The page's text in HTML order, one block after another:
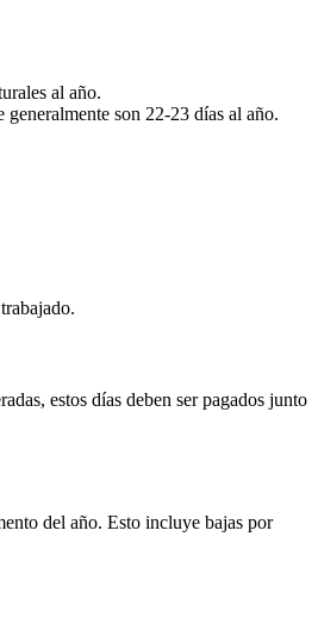
al año.
son 22-23 días al año.
estos días deben ser pagados junto
del año. Esto incluye bajas por